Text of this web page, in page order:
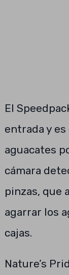
El
entrada y
aguacates
cámara
pinzas, que
agarrar los
cajas.
Nature’s